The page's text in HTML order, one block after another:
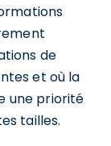
de
et où la
une priorité
tailles.